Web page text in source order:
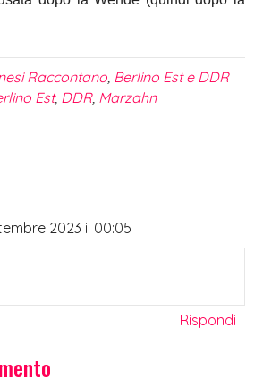
Raccontano Berlino Est e DDR
Est, DDR, Marzahn
2023 il 00:05
Rispondi